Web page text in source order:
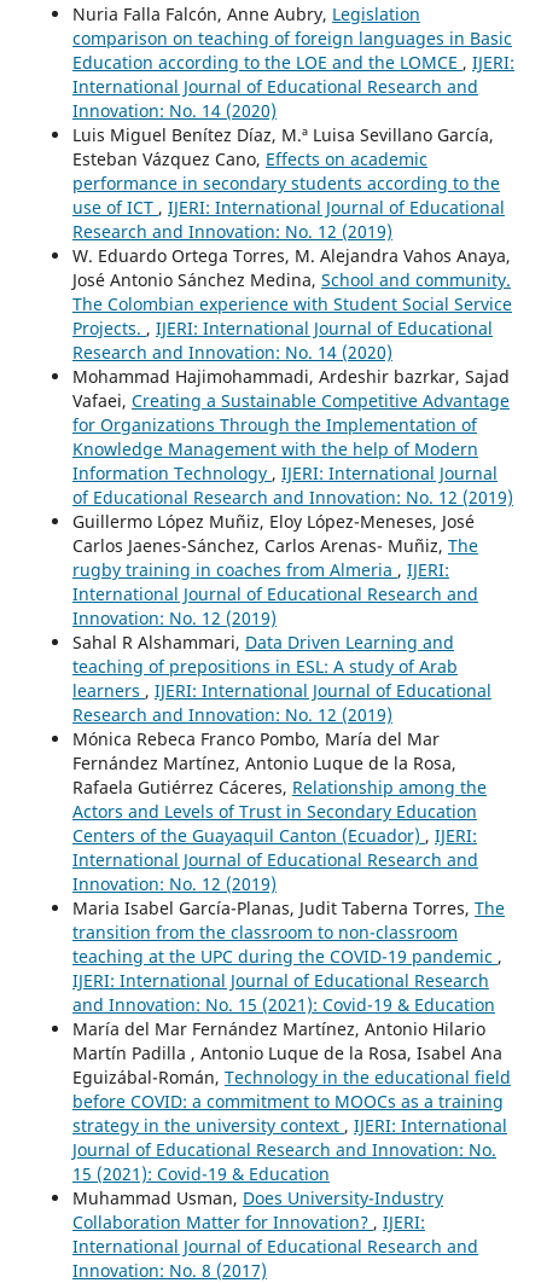
Nuria Falla Falcón, Anne Aubry, Legislation
comparison on teaching of foreign languages in Basic
Education according to the LOE and the LOMCE , IJERI:
International Journal of Educational Research and
Innovation: No. 14 (2020)
Luis Miguel Benítez Díaz, M.ª Luisa Sevillano García,
Esteban Vázquez Cano, Effects on academic
performance in secondary students according to the
use of ICT , IJERI: International Journal of Educational
Research and Innovation: No. 12 (2019)
W. Eduardo Ortega Torres, M. Alejandra Vahos Anaya,
José Antonio Sánchez Medina, School and community.
The Colombian experience with Student Social Service
Projects. , IJERI: International Journal of Educational
Research and Innovation: No. 14 (2020)
Mohammad Hajimohammadi, Ardeshir bazrkar, Sajad
Vafaei, Creating a Sustainable Competitive Advantage
for Organizations Through the Implementation of
Knowledge Management with the help of Modern
Information Technology , IJERI: International Journal
of Educational Research and Innovation: No. 12 (2019)
Guillermo López Muñiz, Eloy López-Meneses, José
Carlos Jaenes-Sánchez, Carlos Arenas- Muñiz, The
rugby training in coaches from Almeria , IJERI:
International Journal of Educational Research and
Innovation: No. 12 (2019)
Sahal R Alshammari, Data Driven Learning and
teaching of prepositions in ESL: A study of Arab
learners , IJERI: International Journal of Educational
Research and Innovation: No. 12 (2019)
Mónica Rebeca Franco Pombo, María del Mar
Fernández Martínez, Antonio Luque de la Rosa,
Rafaela Gutiérrez Cáceres, Relationship among the
Actors and Levels of Trust in Secondary Education
Centers of the Guayaquil Canton (Ecuador) , IJERI:
International Journal of Educational Research and
Innovation: No. 12 (2019)
Maria Isabel García-Planas, Judit Taberna Torres, The
transition from the classroom to non-classroom
teaching at the UPC during the COVID-19 pandemic ,
IJERI: International Journal of Educational Research
and Innovation: No. 15 (2021): Covid-19 & Education
María del Mar Fernández Martínez, Antonio Hilario
Martín Padilla , Antonio Luque de la Rosa, Isabel Ana
Eguizábal-Román, Technology in the educational field
before COVID: a commitment to MOOCs as a training
strategy in the university context , IJERI: International
Journal of Educational Research and Innovation: No.
15 (2021): Covid-19 & Education
Muhammad Usman, Does University-Industry
Collaboration Matter for Innovation? , IJERI:
International Journal of Educational Research and
Innovation: No. 8 (2017)